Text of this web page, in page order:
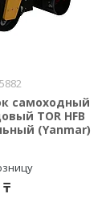
самоходный
TOR HFB
(Yanmar)
₸